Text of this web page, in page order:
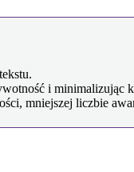
i minimalizując
mniejszej liczbie